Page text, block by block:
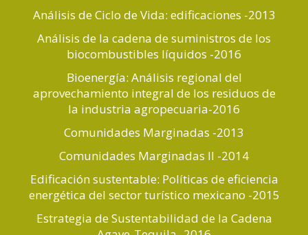
Análisis de Ciclo de Vida: edificaciones -2013
Análisis de la cadena de suministros de los
biocombustibles líquidos -2016
Bioenergía: Análisis regional del
aprovechamiento integral de los residuos de
la industria agropecuaria-2016
Comunidades Marginadas -2013
Comunidades Marginadas II -2014
Edificación sustentable: Políticas de eficiencia
energética del sector turístico mexicano -2015
Estrategia de Sustentabilidad de la Cadena